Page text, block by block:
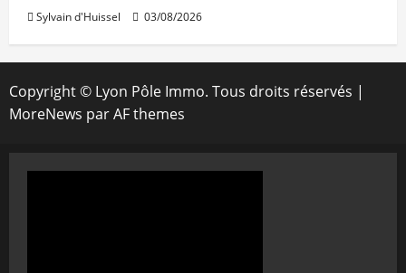
Sylvain d'Huissel 03/08/2026
Copyright © Lyon Pôle Immo. Tous droits réservés |
MoreNews par AF themes